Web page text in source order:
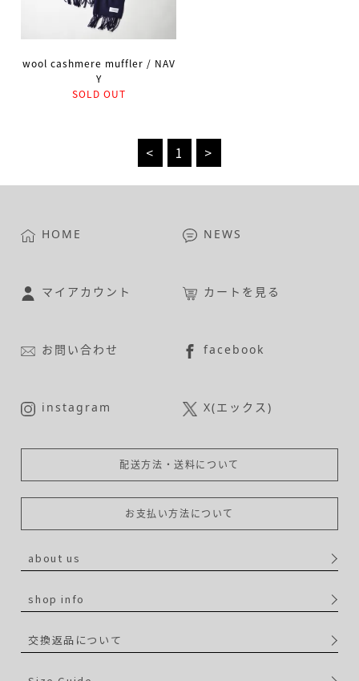
wool cashmere muffler / NAV
Y
SOLD OUT
< 1 >
HOME NEWS
マイアカウント カートを見る
お問い合わせ facebook
instagram X(エックス)
配送方法・送料について
お支払い方法について
about us
shop info
交換返品について